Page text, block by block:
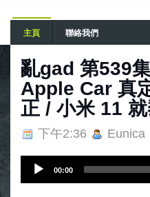
主頁 聯絡我們
亂‌‌gad‌‌ ‌‌‌第‌‌539
Apple Car 真
正 / 小米 11
下午2:36 Eunica
00:00